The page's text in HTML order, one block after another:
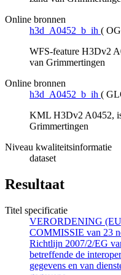
Online bronnen
h3d_A0452_b_ih (
WFS-feature H3Dv2
van Grimmertingen
Online bronnen
h3d_A0452_b_ih (
KML H3Dv2 A0452,
Grimmertingen
Niveau kwaliteitsinformatie
dataset
Resultaat
Titel specificatie
VERORDENING
COMMISSIE van 23
Richtlijn 2007/2/EG
betreffende de
gegevens en van